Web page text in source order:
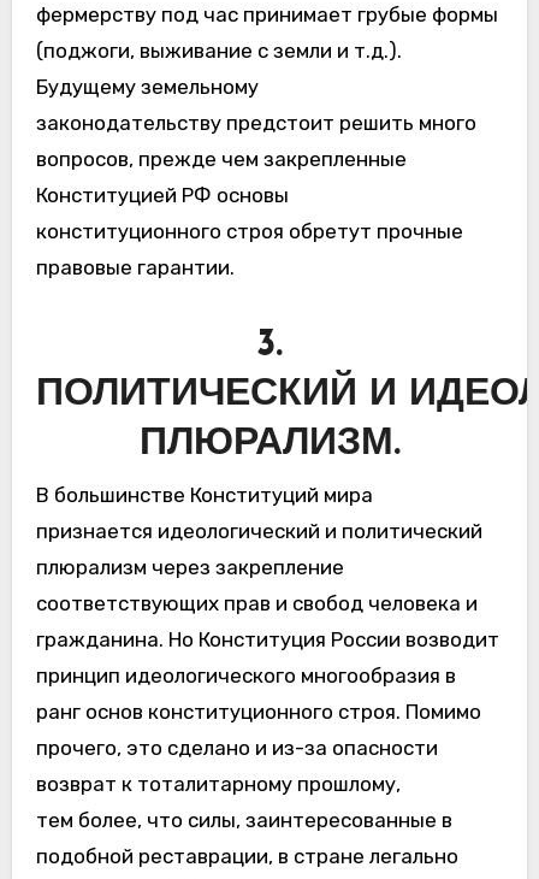
фермерству под час принимает грубые формы
(поджоги, выживание с земли и т.д.).
Будущему земельному
законодательству предстоит решить много
вопросов, прежде чем закрепленные
Конституцией РФ основы
конституционного строя обретут прочные
правовые гарантии.
3.
ПОЛИТИЧЕСКИЙ И
ПЛЮРАЛИЗМ.
В большинстве Конституций мира
признается идеологический и политический
плюрализм через закрепление
соответствующих прав и свобод человека и
гражданина. Но Конституция России возводит
принцип идеологического многообразия в
ранг основ конституционного строя. Помимо
прочего, это сделано и из-за опасности
возврат к тоталитарному прошлому,
тем более, что силы, заинтересованные в
подобной реставрации, в стране легально